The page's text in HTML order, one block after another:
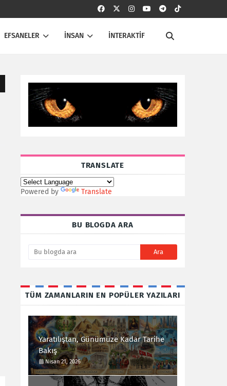
EFSANELER İNSAN İNTERAKTİF
TRANSLATE
Powered by Translate
BU BLOGDA ARA
TÜM ZAMANLARIN EN POPÜLER YAZILARI
Yaratılıştan, Günümüze Kadar Tarihe
Bakış
Nisan 21, 2026